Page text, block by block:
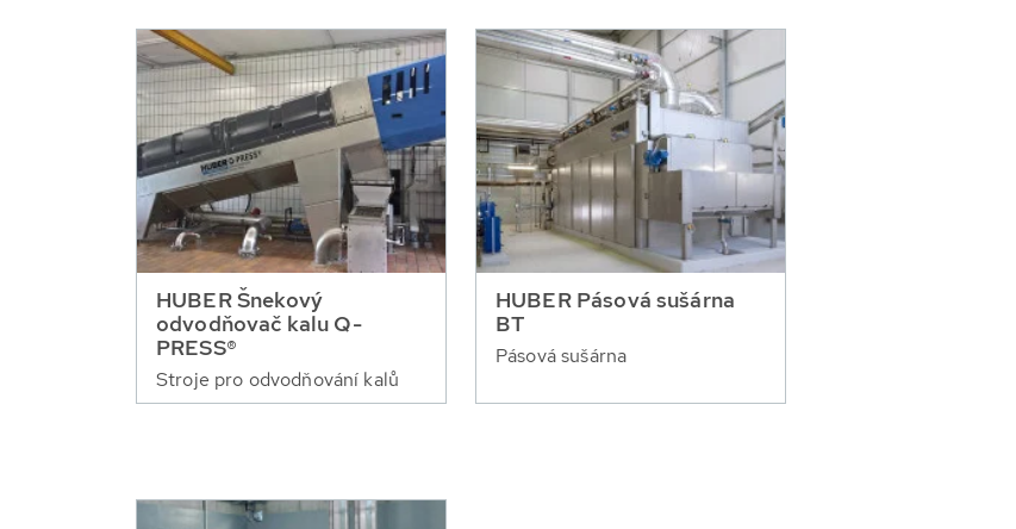
HUBER Šnekový
odvodňovač kalu Q-
PRESS®
Stroje pro odvodňování kalů
HUBER Pásová sušárna
BT
Pásová sušárna